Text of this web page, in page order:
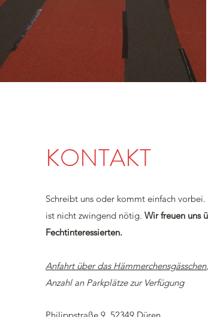
KONTAKT
Schreibt uns oder kommt einfach
ist nicht zwingend nötig. Wir freuen uns
Fechtinteressierten.
Anfahrt über das Hämmerchensgässchen
Anzahl an Parkplätze zur Verfügung